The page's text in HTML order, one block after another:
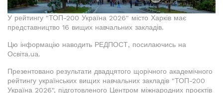
У рейтингу "ТОП-200 Україна 2026" місто Харків має
представництво 16 вищих навчальних закладів.
Цю інформацію наводить РЕДПОСТ, посилаючись на
Освіта.ua.
Презентовано результати двадцятого щорічного академічного
рейтингу українських вищих навчальних закладів "ТОП-200
Україна 2026", підготовленого Центром міжнародних проєктів